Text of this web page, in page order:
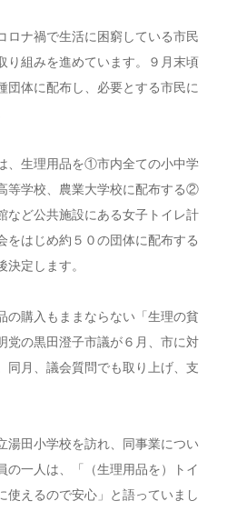
ナ禍で生活に困窮している市民
り組みを進めています。９月末頃
団体に配布し、必要とする市民に
、生理用品を①市内全ての小中学
等学校、農業大学校に配布する②
など公共施設にある女子トイレ計
をはじめ約５０の団体に配布する
定します。
購入もままならない「生理の貧
党の黒田澄子市議が６月、市に対
同月、議会質問でも取り上げ、支
田小学校を訪れ、同事業につい
の一人は、「（生理用品を）トイ
使えるので安心」と語っていまし